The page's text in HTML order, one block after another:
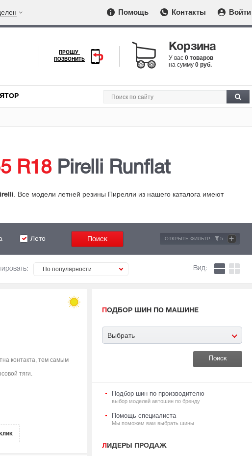
Помощь Контакты Войти
ПРОШУ
ПОЗВОНИТЬ
Корзина
У вас 0 товаров
на сумму 0 руб.
R18Pirelli Runflat
. Все модели летней резины Пирелли из нашего каталога имеют
Лето ОТКРЫТЬ ФИЛЬТР 5 +
По популярности Вид:
контакта, тем самым
тяги.
ПОДБОР ШИН ПО МАШИНЕ
Выбрать
Подбор шин по производителю
выбор моделей автошин по бренду
Помощь специалиста
Мы поможем вам выбрать шины
ЛИДЕРЫ ПРОДАЖ